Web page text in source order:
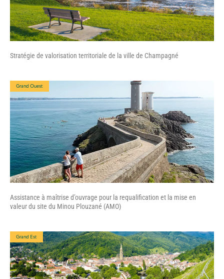
Stratégie de valorisation territoriale de la ville de Champagné
Grand Ouest
Assistance à maîtrise d’ouvrage pour la requalification et la mise en
valeur du site du Minou Plouzané (AMO)
Grand Est